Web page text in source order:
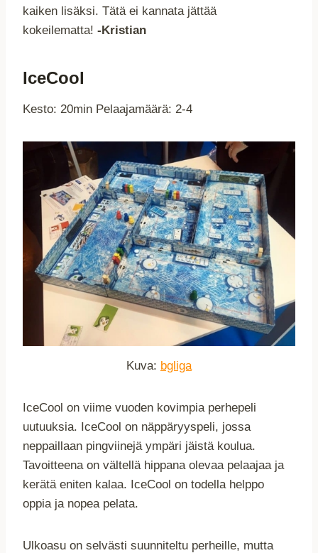
kaiken lisäksi. Tätä ei kannata jättää
kokeilematta! -Kristian
IceCool
Kesto: 20min Pelaajamäärä: 2-4
Kuva: bgliga
IceCool on viime vuoden kovimpia perhepeli
uutuuksia. IceCool on näppäryyspeli, jossa
neppaillaan pingviinejä ympäri jäistä koulua.
Tavoitteena on vältellä hippana olevaa pelaajaa ja
kerätä eniten kalaa. IceCool on todella helppo
oppia ja nopea pelata.
Ulkoasu on selvästi suunniteltu perheille, mutta